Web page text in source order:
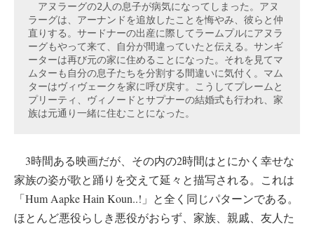
アヌラーグの2人の息子が病気になってしまった。アヌ
ラーグは、アーナンドを追放したことを悔やみ、彼らと仲
直りする。サードナーの出産に際してラームプルにアヌラ
ーグもやって来て、自分が間違っていたと伝える。サンギ
ーターは再び元の家に住めることになった。それを見てマ
ムターも自分の息子たちを分割する間違いに気付く。マム
ターはヴィヴェークを家に呼び戻す。こうしてプレームと
プリーティ、ヴィノードとサプナーの結婚式も行われ、家
族は元通り一緒に住むことになった。
3時間ある映画だが、その内の2時間はとにかく幸せな
家族の姿が歌と踊りを交えて延々と描写される。これは
「Hum Aapke Hain Koun..!」と全く同じパターンである。
ほとんど悪役らしき悪役がおらず、家族、親戚、友人た